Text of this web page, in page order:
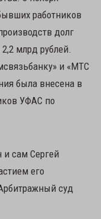
работников
долг
млрд рублей.
и «МТС
была внесена в
УФАС по
и сам Сергей
его
суд